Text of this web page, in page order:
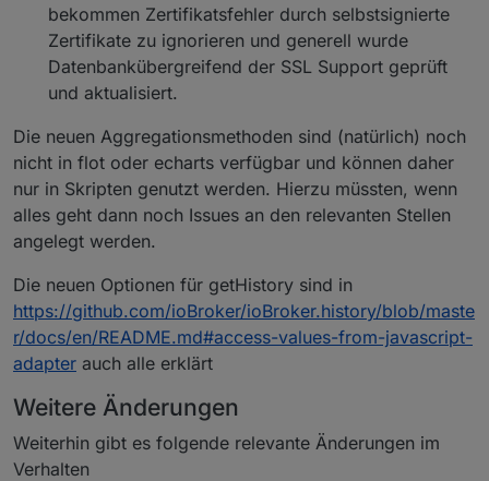
bekommen Zertifikatsfehler durch selbstsignierte
Zertifikate zu ignorieren und generell wurde
Datenbankübergreifend der SSL Support geprüft
und aktualisiert.
Die neuen Aggregationsmethoden sind (natürlich) noch
nicht in flot oder echarts verfügbar und können daher
nur in Skripten genutzt werden. Hierzu müssten, wenn
alles geht dann noch Issues an den relevanten Stellen
angelegt werden.
Die neuen Optionen für getHistory sind in
https://github.com/ioBroker/ioBroker.history/blob/maste
r/docs/en/README.md#access-values-from-javascript-
adapter auch alle erklärt
Weitere Änderungen
Weiterhin gibt es folgende relevante Änderungen im
Verhalten